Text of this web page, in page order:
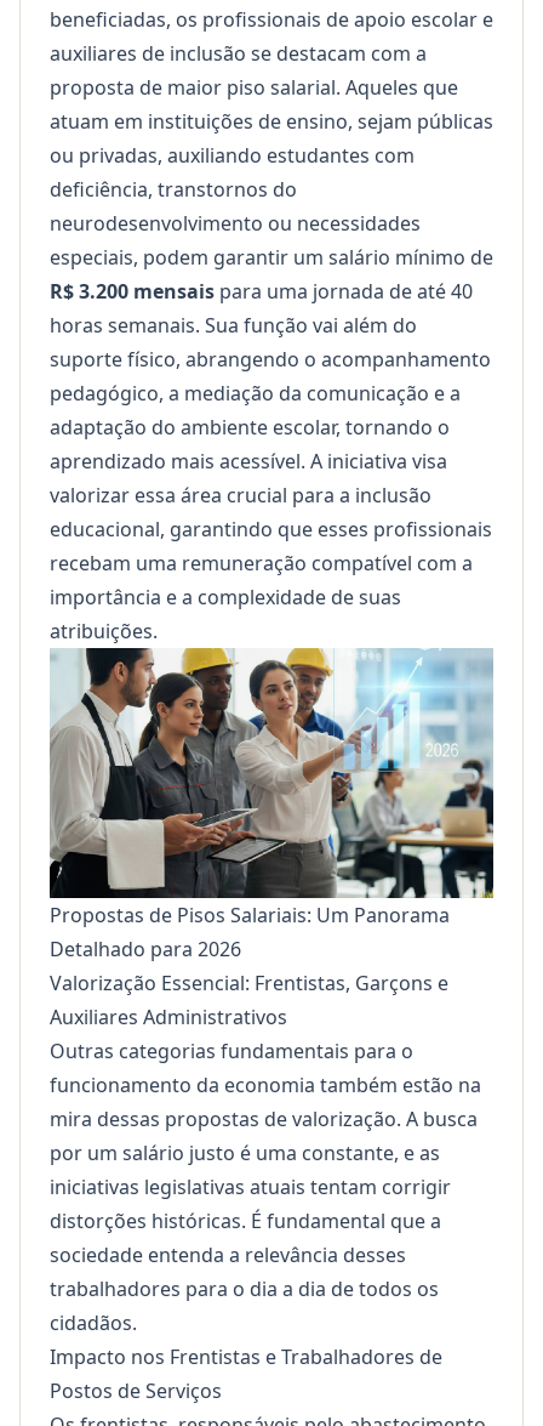
beneficiadas, os profissionais de apoio escolar e
auxiliares de inclusão se destacam com a
proposta de maior piso salarial. Aqueles que
atuam em instituições de ensino, sejam públicas
ou privadas, auxiliando estudantes com
deficiência, transtornos do
neurodesenvolvimento ou necessidades
especiais, podem garantir um salário mínimo de
R$ 3.200 mensais para uma jornada de até 40
horas semanais. Sua função vai além do
suporte físico, abrangendo o acompanhamento
pedagógico, a mediação da comunicação e a
adaptação do ambiente escolar, tornando o
aprendizado mais acessível. A iniciativa visa
valorizar essa área crucial para a inclusão
educacional, garantindo que esses profissionais
recebam uma remuneração compatível com a
importância e a complexidade de suas
atribuições.
Propostas de Pisos Salariais: Um Panorama
Detalhado para 2026
Valorização Essencial: Frentistas, Garçons e
Auxiliares Administrativos
Outras categorias fundamentais para o
funcionamento da economia também estão na
mira dessas propostas de valorização. A busca
por um salário justo é uma constante, e as
iniciativas legislativas atuais tentam corrigir
distorções históricas. É fundamental que a
sociedade entenda a relevância desses
trabalhadores para o dia a dia de todos os
cidadãos.
Impacto nos Frentistas e Trabalhadores de
Postos de Serviços